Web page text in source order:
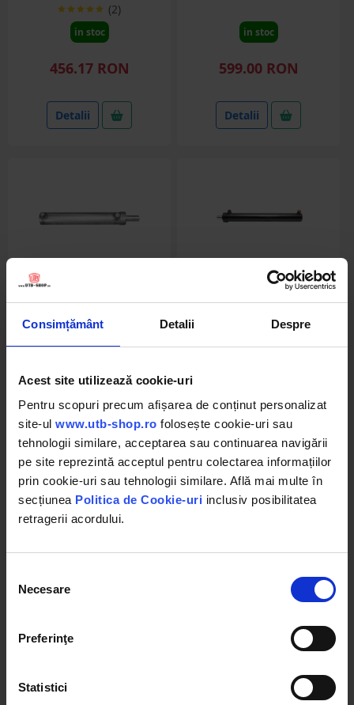
Consimțământ Detalii Despre
Acest site utilizează cookie-uri
Pentru scopuri precum afișarea de conținut personalizat
site-ul www.utb-shop.ro folosește cookie-uri sau
tehnologii similare, acceptarea sau continuarea navigării
pe site reprezintă acceptul pentru colectarea informațiilor
prin cookie-uri sau tehnologii similare. Află mai multe în
secțiunea Politica de Cookie-uri inclusiv posibilitatea
retragerii acordului.
consimțământului
Necesare
Preferinţe
Statistici
(2)
in stoc
456.17 RON
Detalii
in stoc
599.00 RON
Detalii
BK93109
Cilindru hidraulic 500mm
in stoc
240.11 RON
Detalii
BK93111
Cilindru hidraulic 650 mm
in stoc
257.15 RON
Detalii